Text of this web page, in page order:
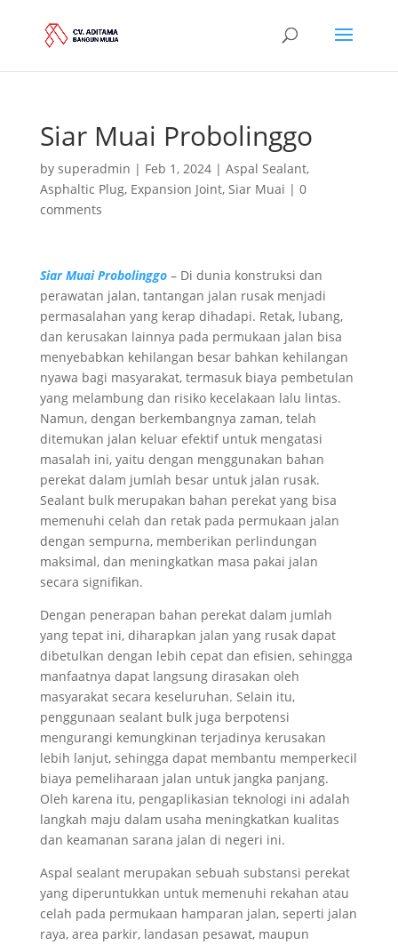
Siar Muai Probolinggo
by superadmin | Feb 1, 2024| Aspal Sealant,
Asphaltic Plug, Expansion Joint, Siar Muai | 0
comments
Siar Muai Probolinggo– Di dunia konstruksi dan
perawatan jalan, tantangan jalan rusak menjadi
permasalahan yang kerap dihadapi. Retak, lubang,
dan kerusakan lainnya pada permukaan jalan bisa
menyebabkan kehilangan besar bahkan kehilangan
nyawa bagi masyarakat, termasuk biaya pembetulan
yang melambung dan risiko kecelakaan lalu lintas.
Namun, dengan berkembangnya zaman, telah
ditemukan jalan keluar efektif untuk mengatasi
masalah ini, yaitu dengan menggunakan bahan
perekat dalam jumlah besar untuk jalan rusak.
Sealant bulk merupakan bahan perekat yang bisa
memenuhi celah dan retak pada permukaan jalan
dengan sempurna, memberikan perlindungan
maksimal, dan meningkatkan masa pakai jalan
secara signifikan.
Dengan penerapan bahan perekat dalam jumlah
yang tepat ini, diharapkan jalan yang rusak dapat
dibetulkan dengan lebih cepat dan efisien, sehingga
manfaatnya dapat langsung dirasakan oleh
masyarakat secara keseluruhan. Selain itu,
penggunaan sealant bulk juga berpotensi
mengurangi kemungkinan terjadinya kerusakan
lebih lanjut, sehingga dapat membantu memperkecil
biaya pemeliharaan jalan untuk jangka panjang.
Oleh karena itu, pengaplikasian teknologi ini adalah
langkah maju dalam usaha meningkatkan kualitas
dan keamanan sarana jalan di negeri ini.
Aspal sealant merupakan sebuah substansi perekat
yang diperuntukkan untuk memenuhi rekahan atau
celah pada permukaan hamparan jalan, seperti jalan
raya, area parkir, landasan pesawat, maupun